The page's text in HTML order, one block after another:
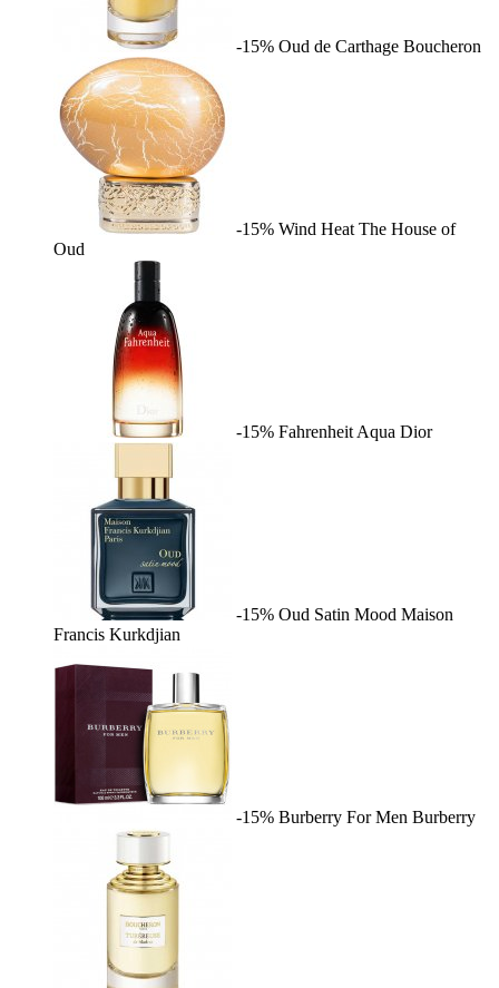
-15% Oud de Carthage Boucheron
-15% Wind Heat The House of
Oud
-15% Fahrenheit Aqua Dior
-15% Oud Satin Mood Maison
Francis Kurkdjian
-15% Burberry For Men Burberry